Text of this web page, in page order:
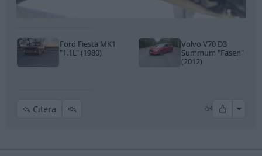
Ford Fiesta MK1
"1.1L"(1980)
Volvo V70 D3
Summum "Fasen"
(2012)
Citera 4 All